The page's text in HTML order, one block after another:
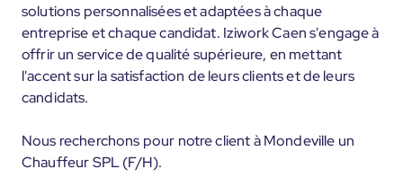
solutions personnalisées et adaptées à chaque
entreprise et chaque candidat. Iziwork Caen s'engage à
offrir un service de qualité supérieure, en mettant
l'accent sur la satisfaction de leurs clients et de leurs
candidats.
Nous recherchons pour notre client à Mondeville un
Chauffeur SPL (F/H).